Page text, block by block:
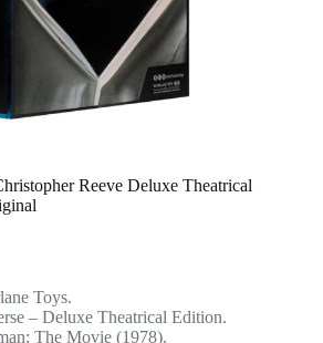
Reeve Deluxe Theatrical
Toys.
– Deluxe Theatrical Edition.
The Movie (1978).